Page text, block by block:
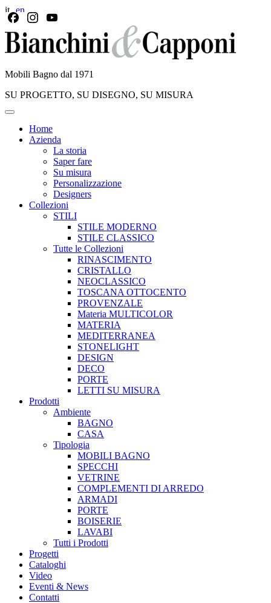
Mobili Bagno dal 1971
SU PROGETTO, SU DISEGNO, SU MISURA
Home
Azienda
La storia
Saper fare
Su misura
Personalizzazione
Designers
Collezioni
STILI
STILE MODERNO
STILE CLASSICO
Tutte le Collezioni
RINASCIMENTO
CRISTALLO
NEOCLASSICO
TOSCANA OTTOCENTO
PROVENZALE
Materia MULTICOLOR
MATERIA
MEDITERRANEA
STONELIGHT
DESIGN
DECO
PORTE
LETTI SU MISURA
Prodotti
Ambiente
BAGNO
CASA
Tipologia
MOBILI BAGNO
SPECCHI
VETRINE
COMPLEMENTI DI ARREDO
ARMADI
PORTE
BOISERIE
LAVABI
Tutti i Prodotti
Progetti
Cataloghi
Video
Eventi & News
Contatti